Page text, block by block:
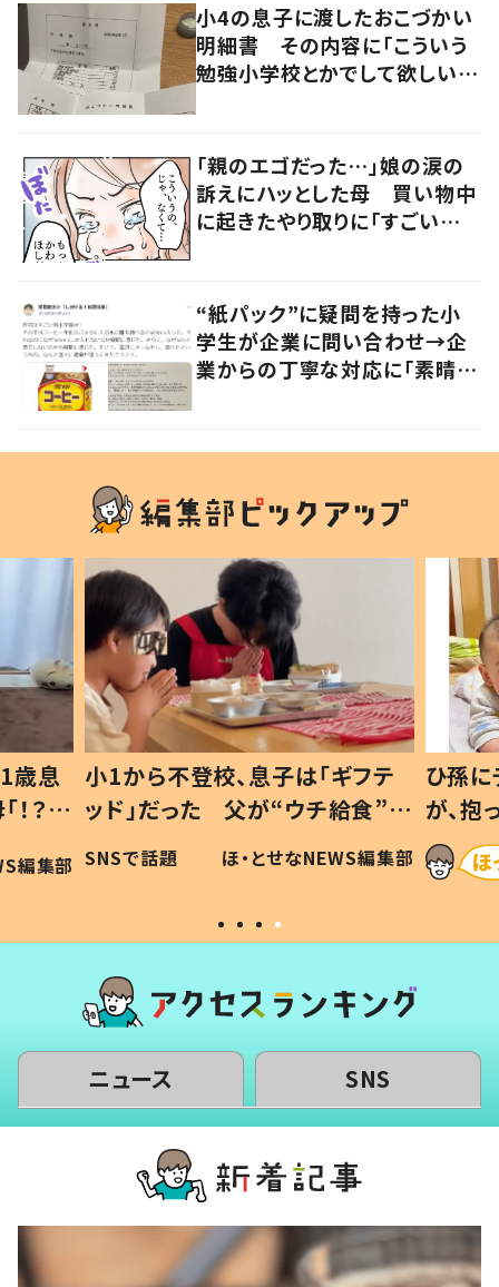
小4の息子に渡したおこづかい
明細書 その内容に「こういう
勉強小学校とかでして欲しい」
「親のエゴだった…」娘の涙の
訴えにハッとした母 買い物中
に起きたやり取りに「すごい分
“紙パック”に疑問を持った小
学生が企業に問い合わせ→企
業からの丁寧な対応に「素晴ら
歳息
？」
編集部
小1から不登校、息子は「ギフテ
ッド」だった 父が“ウチ給食”を
作り続ける理由とは #令和の親
#令和の子
SNSで話題 ほ・とせなNEWS編集部
ひ孫
が、
「涙が
い」
ニュース SNS